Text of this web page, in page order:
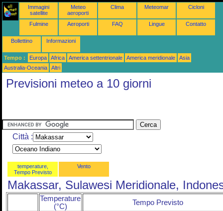
Immagini
satellite
Meteo
aeroporti
Clima Meteomar Cicloni
Fulmine Aeroporti FAQ Lingue Contatto
Bollettino Informazioni
Tempo : Europa Africa America settentrionale America meridionale
Asia
Australia-Oceania
Altri
Previsioni meteo a 10 giorni
Città :
temperature,
Tempo Previsto
Vento
Makassar, Sulawesi Meridionale,
Temperature
(°C)
Tempo Previsto